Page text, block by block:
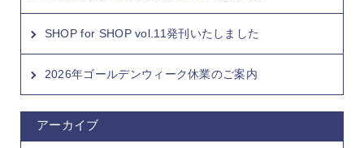
SHOP for SHOP vol.11発刊いたしました
2026年ゴールデンウィーク休業のご案内
アーカイブ